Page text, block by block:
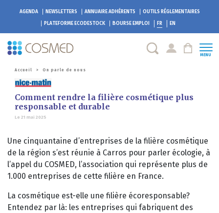
AGENDA NEWSLETTERS ANNUAIRE ADHÉRENTS
OUTILS RÉGLEMENTAIRES
PLATEFORME ECODESTOCK BOURSE EMPLOI FR EN
MENU
Accueil > On parle de nous
Comment rendre la filière cosmétique plus
responsable et durable
Le 21 mai 2025
Une cinquantaine d’entreprises de la filière cosmétique
de la région s’est réunie à Carros pour parler écologie, à
l’appel du COSMED, l’association qui représente plus de
1.000 entreprises de cette filière en France.
La cosmétique est-elle une filière écoresponsable?
Entendez par là: les entreprises qui fabriquent des